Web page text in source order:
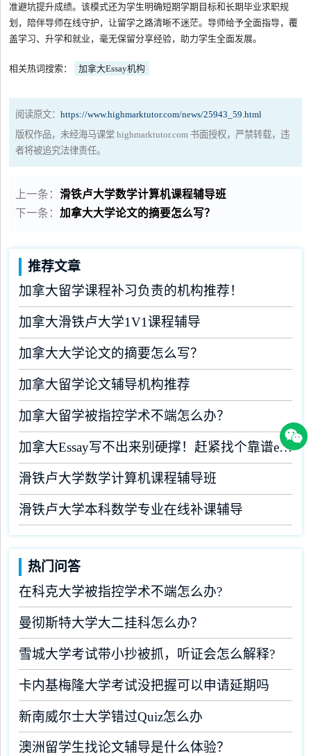
准避坑提升成绩。该模式还为学生明确短期学期目标和长期毕业求职规
划，陪伴导师在线守护，让留学之路清晰不迷茫。导师给予全面指导，覆
盖学习、升学和就业，毫无保留分享经验，助力学生全面发展。
相关热词搜索： 加拿大Essay机构
阅读原文：https://www.highmarktutor.com/news/25943_59.html
版权作品，未经海马课堂 highmarktutor.com 书面授权，严禁转载，违
者将被追究法律责任。
上一条：滑铁卢大学数学计算机课程辅导班
下一条：加拿大大学论文的摘要怎么写？
推荐文章
加拿大留学课程补习负责的机构推荐！
加拿大滑铁卢大学1V1课程辅导
加拿大大学论文的摘要怎么写？
加拿大留学论文辅导机构推荐
加拿大留学被指控学术不端怎么办？
加拿大Essay写不出来别硬撑！赶紧找个靠谱essay机构
滑铁卢大学数学计算机课程辅导班
滑铁卢大学本科数学专业在线补课辅导
热门问答
在科克大学被指控学术不端怎么办?
曼彻斯特大学大二挂科怎么办？
雪城大学考试带小抄被抓，听证会怎么解释?
卡内基梅隆大学考试没把握可以申请延期吗
新南威尔士大学错过Quiz怎么办
澳洲留学生找论文辅导是什么体验？